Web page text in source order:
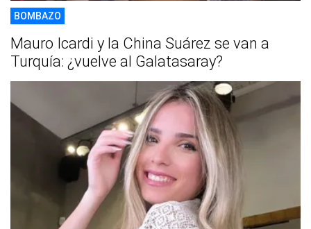
BOMBAZO
Mauro Icardi y la China Suárez se van a
Turquía: ¿vuelve al Galatasaray?